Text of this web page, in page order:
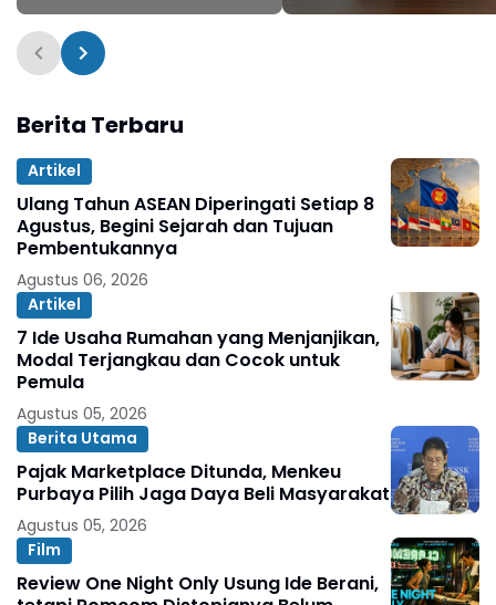
Berita Terbaru
Artikel
Ulang Tahun ASEAN Diperingati Setiap 8
Agustus, Begini Sejarah dan Tujuan
Pembentukannya
Agustus 06, 2026
Artikel
7 Ide Usaha Rumahan yang Menjanjikan,
Modal Terjangkau dan Cocok untuk
Pemula
Agustus 05, 2026
Berita Utama
Pajak Marketplace Ditunda, Menkeu
Purbaya Pilih Jaga Daya Beli Masyarakat
Agustus 05, 2026
Film
Review One Night Only Usung Ide Berani,